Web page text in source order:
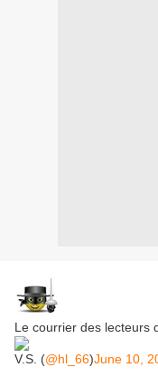
Le courrier des lecteurs
V.S. (@hl_66)June 10,